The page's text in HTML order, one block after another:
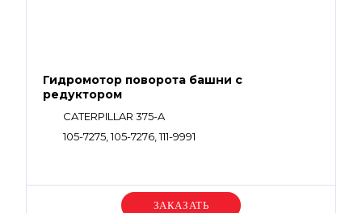
Гидромотор поворота башни с
редуктором
CATERPILLAR 375-A
105-7275, 105-7276, 111-9991
Уточняйте цену